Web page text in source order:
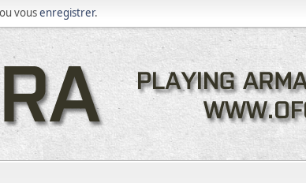
ou vousenregistrer.